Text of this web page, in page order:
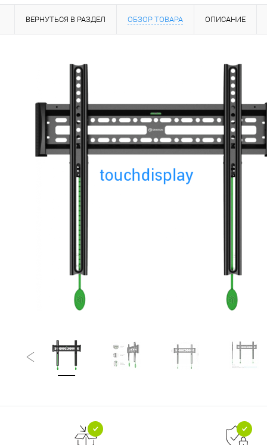
ВЕРНУТЬСЯ В РАЗДЕЛ ОБЗОР ТОВАРА ОПИСАНИЕ